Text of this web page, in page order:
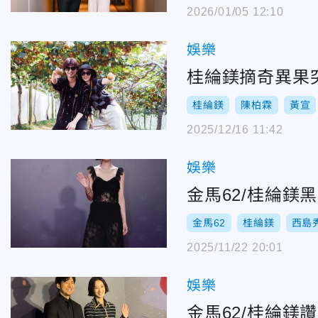
2026/01/05 12:10
娛樂
桂綸鎂摘奇異
桂綸鎂 陳柏霖 黃宣
2025/12/16 11:42
娛樂
金馬62/桂綸鎂
金馬62 桂綸鎂 西島
2025/11/22 20:01
娛樂
金馬62/桂綸鎂